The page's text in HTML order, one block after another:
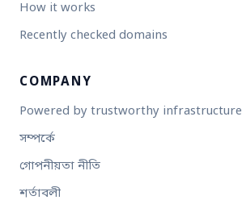
How it works
Recently checked domains
COMPANY
Powered by trustworthy infrastructure
সম্পর্কে
গোপনীয়তা নীতি
শর্তাবলী